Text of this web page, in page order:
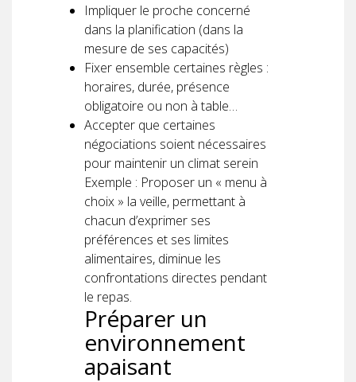
Impliquer le proche concerné
dans la planification (dans la
mesure de ses capacités)
Fixer ensemble certaines règles :
horaires, durée, présence
obligatoire ou non à table…
Accepter que certaines
négociations soient nécessaires
pour maintenir un climat serein
Exemple : Proposer un « menu à
choix » la veille, permettant à
chacun d’exprimer ses
préférences et ses limites
alimentaires, diminue les
confrontations directes pendant
le repas.
Préparer un
environnement
apaisant